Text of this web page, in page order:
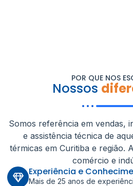
POR QUE NOS
Nossos
Somos referência em vendas,
e assistência técnica de
térmicas em Curitiba e região.
comércio e
Experiência e
Mais de 25 anos de